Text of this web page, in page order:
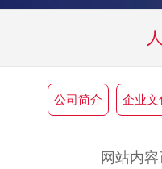
公司简介 企业文
网站内